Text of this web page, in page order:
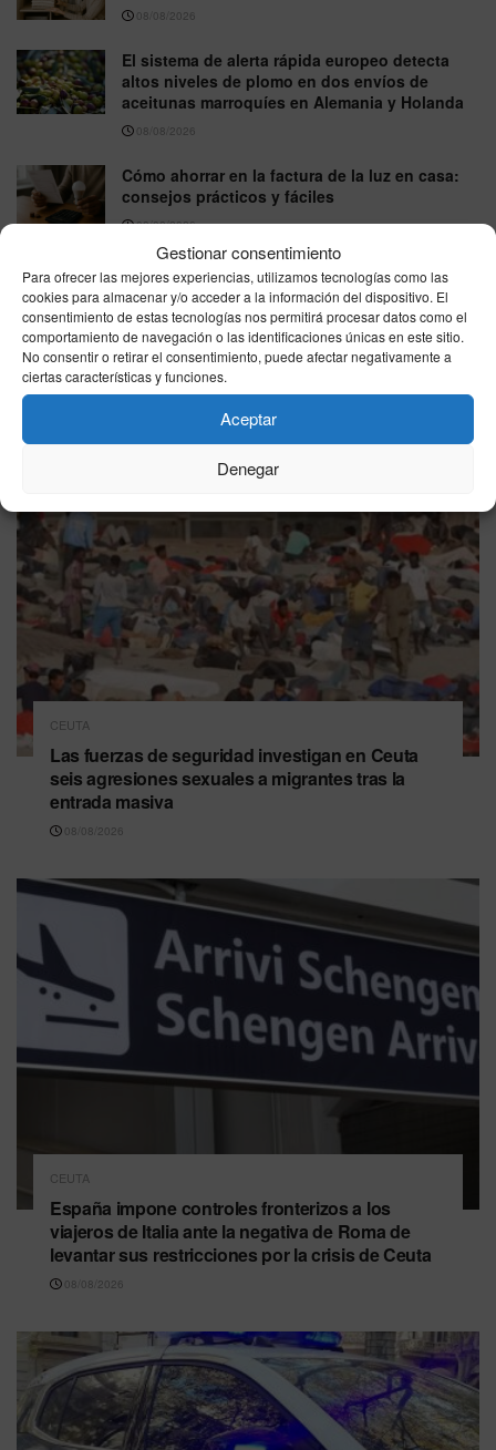
Gestionar consentimiento
Para ofrecer las mejores experiencias, utilizamos tecnologías como las
cookies para almacenar y/o acceder a la información del dispositivo. El
consentimiento de estas tecnologías nos permitirá procesar datos como el
comportamiento de navegación o las identificaciones únicas en este sitio.
No consentir o retirar el consentimiento, puede afectar negativamente a
ciertas características y funciones.
Aceptar
Denegar
08/08/2026
El sistema de alerta rápida europeo detecta
altos niveles de plomo en dos envíos de
aceitunas marroquíes en Alemania y Holanda
08/08/2026
Cómo ahorrar en la factura de la luz en casa:
consejos prácticos y fáciles
08/08/2026
VER MÁS
Última hora
CEUTA
Las fuerzas de seguridad investigan en Ceuta
seis agresiones sexuales a migrantes tras la
entrada masiva
08/08/2026
CEUTA
España impone controles fronterizos a los
viajeros de Italia ante la negativa de Roma de
levantar sus restricciones por la crisis de Ceuta
08/08/2026